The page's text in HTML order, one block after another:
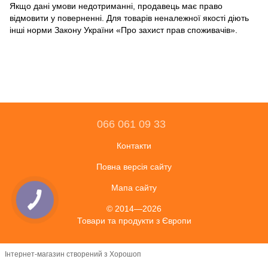
Якщо дані умови недотриманні, продавець має право
відмовити у поверненні. Для товарів неналежної якості діють
інші норми Закону України «Про захист прав споживачів».
066 061 09 33
Контакти
Повна версія сайту
Мапа сайту
© 2014—2026
Товари та продукти з Європи
Інтернет-магазин створений з Хорошоп